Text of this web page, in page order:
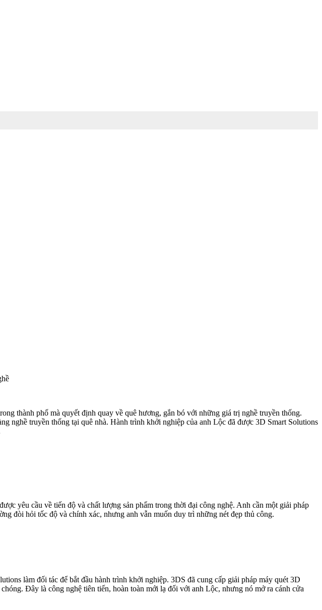
thành phố mà quyết định quay về quê hương, gắn bó với những giá trị nghề truyền thống.
nghề truyền thống tại quê nhà. Hành trình khởi nghiệp của anh Lộc đã được 3D Smart Solutions
yêu cầu về tiến độ và chất lượng sản phẩm trong thời đại công nghệ. Anh cần một giải pháp
đòi hỏi tốc độ và chính xác, nhưng anh vẫn muốn duy trì những nét đẹp thủ công.
làm đối tác để bắt đầu hành trình khởi nghiệp. 3DS đã cung cấp giải pháp máy quét 3D
Đây là công nghệ tiên tiến, hoàn toàn mới lạ đối với anh Lộc, nhưng nó mở ra cánh cửa